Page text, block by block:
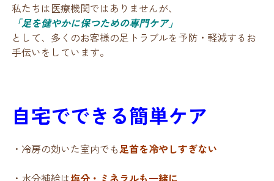
私たちは医療機関ではありませんが、
「足を健やかに保つための専門ケア」
として、多くのお客様の足トラブルを予防・軽減するお
手伝いをしています。
自宅でできる簡単ケア
・冷房の効いた室内でも足首を冷やしすぎない
・水分補給は塩分・ミネラルも一緒に